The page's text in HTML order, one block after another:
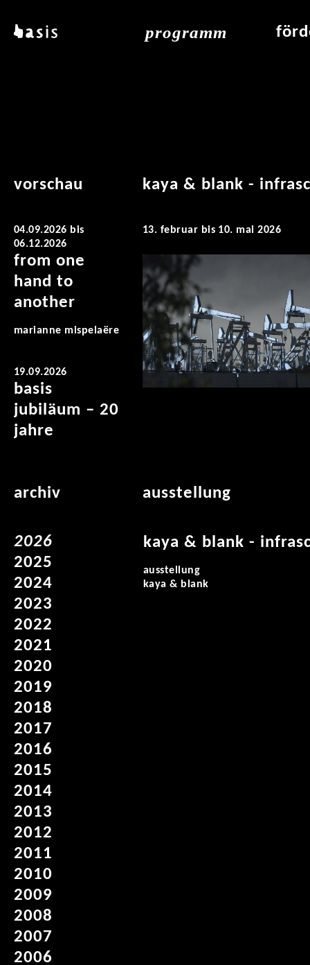
basis programm
vorschau
04.09.2026 bis
06.12.2026
from one
hand to
another
marianne mispelaëre
19.09.2026
basis
jubiläum – 20
jahre
kaya & blank -
13. februar bis 10. mai 2026
archiv
2026
2025
2024
2023
2022
2021
2020
2019
2018
2017
2016
2015
2014
2013
2012
2011
2010
2009
2008
2007
2006
ausstellung
kaya & blank -
ausstellung
kaya & blank